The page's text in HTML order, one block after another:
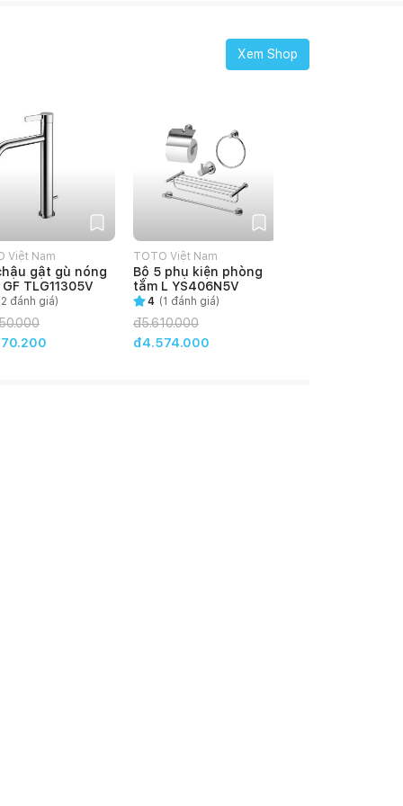
Xem Shop
Việt Nam
gật gù nóng
GF TLG11305V
2 đánh giá)
TOTO Việt Nam
Bộ 5 phụ kiện phòng
tắm L YS406N5V
4 (1 đánh giá)
đ5.610.000
đ4.574.000